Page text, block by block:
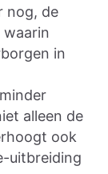
nog, de
in
alleen de
ook
uitbreiding